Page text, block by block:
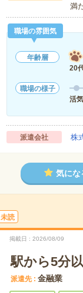
満
職場の雰囲気
年齢層
20
職場の様子
活
派遣会社 株
気にな
未読
掲載日 2026/08/09
駅から5分
派遣先 金融業